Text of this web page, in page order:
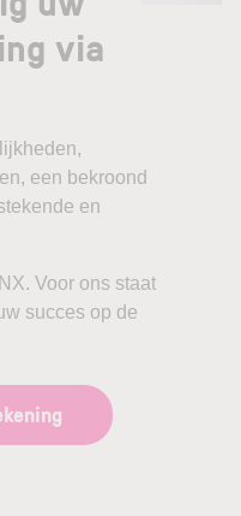
via
een bekroond
en
Voor ons staat
succes op de